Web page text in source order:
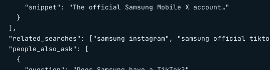
      "snippet": "The official Samsung Mobile X account…"
    }
  ],
"related_searches": ["samsung instagram", "samsung official
  "people_also_ask": [
    {